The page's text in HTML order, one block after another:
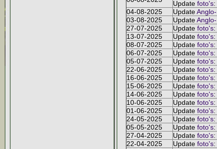
Update foto's:
04-08-2025
Update
03-08-2025
Update
27-07-2025
Update foto's:
13-07-2025
Update foto's:
08-07-2025
Update foto's:
06-07-2025
Update foto's:
05-07-2025
Update foto's:
22-06-2025
Update foto's:
16-06-2025
Update foto's:
15-06-2025
Update foto's:
14-06-2025
Update foto's:
10-06-2025
Update foto's:
01-06-2025
Update foto's:
24-05-2025
Update foto's:
05-05-2025
Update foto's:
27-04-2025
Update foto's:
22-04-2025
Update foto's: